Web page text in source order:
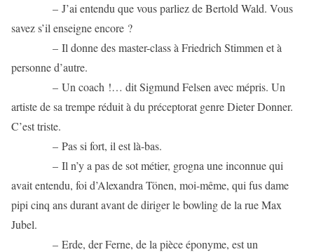
– J’ai entendu que vous parliez de Bertold Wald. Vous
savez s’il enseigne encore ?
– Il donne des master-class à Friedrich Stimmen et à
personne d’autre.
– Un coach !… dit Sigmund Felsen avec mépris. Un
artiste de sa trempe réduit à du préceptorat genre Dieter Donner.
C’est triste.
– Pas si fort, il est là-bas.
– Il n’y a pas de sot métier, grogna une inconnue qui
avait entendu, foi d’Alexandra Tönen, moi-même, qui fus dame
pipi cinq ans durant avant de diriger le bowling de la rue Max
Jubel.
– Erde, der Ferne, de la pièce éponyme, est un